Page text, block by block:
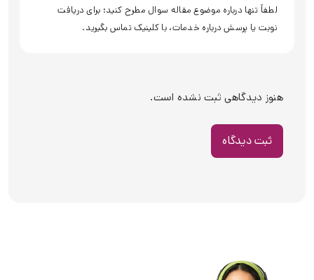
لطفاً تنها درباره موضوع مقاله سوال مطرح کنید؛ برای دریافت
نوبت یا پرسش درباره خدمات، با کلینیک تماس بگیرید.
هنوز دیدگاهی ثبت نشده است.
ثبت دیدگاه